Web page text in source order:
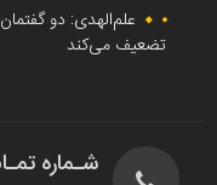
علم‌الهدی: دو
تضعیف می‌کند
شـماره